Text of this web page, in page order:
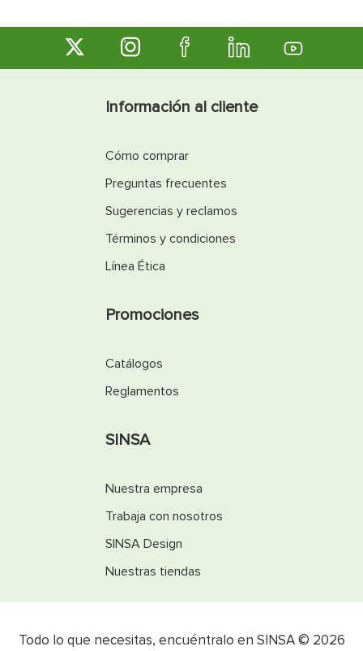
Información al cliente
Cómo comprar
Preguntas frecuentes
Sugerencias y reclamos
Términos y condiciones
Línea Ética
Promociones
Catálogos
Reglamentos
SINSA
Nuestra empresa
Trabaja con nosotros
SINSA Design
Nuestras tiendas
Todo lo que necesitas, encuéntralo en SINSA © 2026